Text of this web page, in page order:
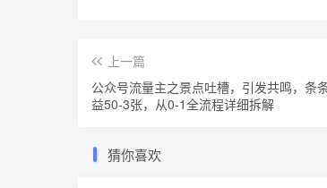
上一篇
公众号流量主之景点吐槽，引发共鸣，条
益50-3张，从0-1全流程详细拆解
猜你喜欢